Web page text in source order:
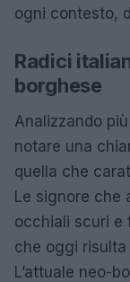
ogni contesto,
Radici
borghese
Analizzando
notare una
quella che
Le signore che
occhiali scuri e
che oggi
L’attuale neo-